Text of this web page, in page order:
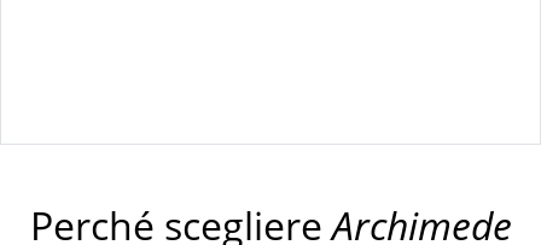
Perché scegliereArchimede